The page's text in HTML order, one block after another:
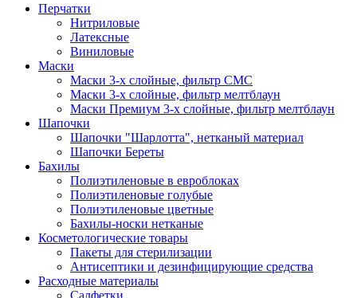
Перчатки
Нитриловые
Латексные
Виниловые
Маски
Маски 3-х слойные, фильтр СМС
Маски 3-х слойные, фильтр мелтблаун
Маски Премиум 3-х слойные, фильтр мелтблаун
Шапочки
Шапочки "Шарлотта", нетканый материал
Шапочки Береты
Бахилы
Полиэтиленовые в евроблоках
Полиэтиленовые голубые
Полиэтиленовые цветные
Бахилы-носки нетканые
Косметологические товары
Пакеты для стерилизации
Антисептики и дезинфицирующие средства
Расходные материалы
Салфетки